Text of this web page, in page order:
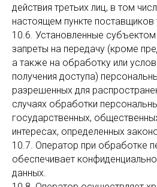
действия третьих лиц, в том
настоящем пункте поставщиков
10.6. Установленные
запреты на передачу (кроме
а также на обработку или
получения доступа)
разрешенных для
случаях обработки
государственных,
интересах, определенных
10.7. Оператор при обработке
обеспечивает
данных.